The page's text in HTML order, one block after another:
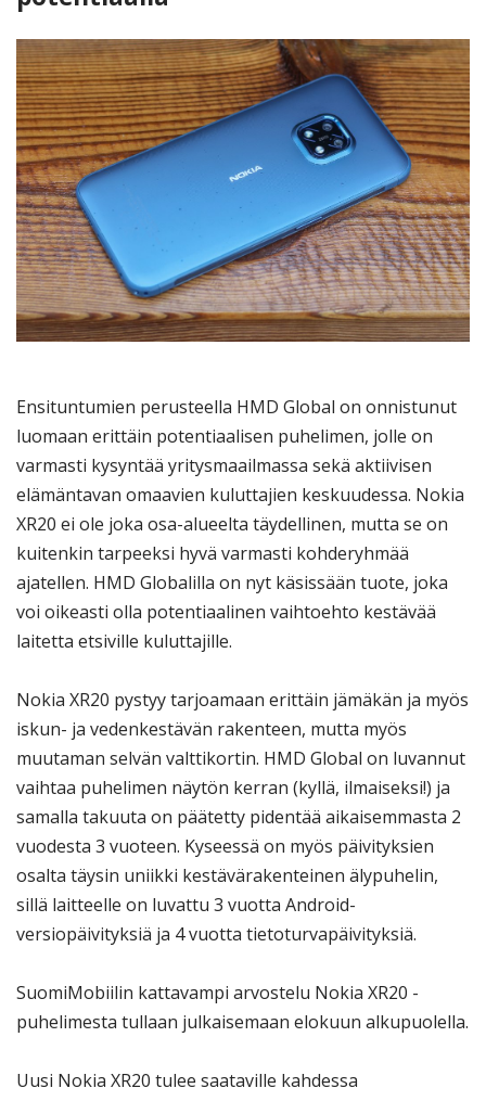
Ensituntumien perusteella HMD Global on onnistunut
luomaan erittäin potentiaalisen puhelimen, jolle on
varmasti kysyntää yritysmaailmassa sekä aktiivisen
elämäntavan omaavien kuluttajien keskuudessa. Nokia
XR20 ei ole joka osa-alueelta täydellinen, mutta se on
kuitenkin tarpeeksi hyvä varmasti kohderyhmää
ajatellen. HMD Globalilla on nyt käsissään tuote, joka
voi oikeasti olla potentiaalinen vaihtoehto kestävää
laitetta etsiville kuluttajille.
Nokia XR20 pystyy tarjoamaan erittäin jämäkän ja myös
iskun- ja vedenkestävän rakenteen, mutta myös
muutaman selvän valttikortin. HMD Global on luvannut
vaihtaa puhelimen näytön kerran (kyllä, ilmaiseksi!) ja
samalla takuuta on päätetty pidentää aikaisemmasta 2
vuodesta 3 vuoteen. Kyseessä on myös päivityksien
osalta täysin uniikki kestävärakenteinen älypuhelin,
sillä laitteelle on luvattu 3 vuotta Android-
versiopäivityksiä ja 4 vuotta tietoturvapäivityksiä.
SuomiMobiilin kattavampi arvostelu Nokia XR20 -
puhelimesta tullaan julkaisemaan elokuun alkupuolella.
Uusi Nokia XR20 tulee saataville kahdessa